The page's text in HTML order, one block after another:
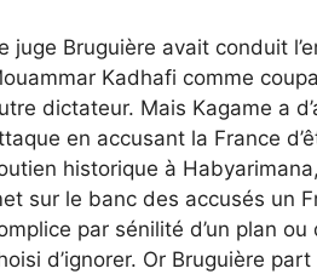
juge Bruguière avait conduit
Kadhafi comme
dictateur. Mais Kagame a
en accusant la France
historique à
sur le banc des accusés un
par sénilité d’un plan
d’ignorer. Or Bruguière